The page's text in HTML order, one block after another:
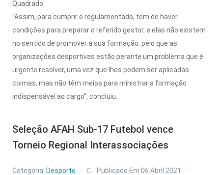
Quadrado.
“Assim, para cumprir o regulamentado, tem de haver
condições para preparar o referido gestor, e elas não existem
no sentido de promover a sua formação, pelo que as
organizações desportivas estão perante um problema que é
urgente resolver, uma vez que lhes podem ser aplicadas
coimas, mas não têm meios para ministrar a formação
indispensável ao cargo”, concluiu.
Seleção AFAH Sub-17 Futebol vence
Torneio Regional Interassociações
Categoria: Desporto
Publicado Em 06 Abril 2021